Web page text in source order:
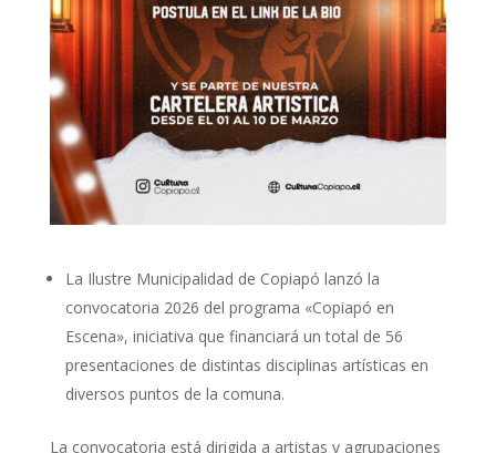
La Ilustre Municipalidad de Copiapó lanzó la
convocatoria 2026 del programa «Copiapó en
Escena», iniciativa que financiará un total de 56
presentaciones de distintas disciplinas artísticas en
diversos puntos de la comuna.
La convocatoria está dirigida a artistas y agrupaciones